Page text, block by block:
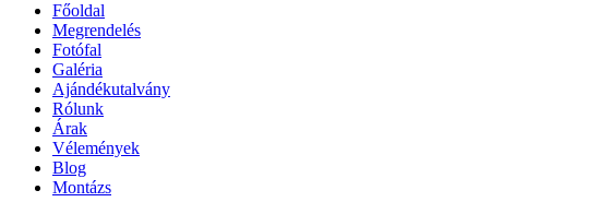
Főoldal
Megrendelés
Fotófal
Galéria
Ajándékutalvány
Rólunk
Árak
Vélemények
Blog
Montázs